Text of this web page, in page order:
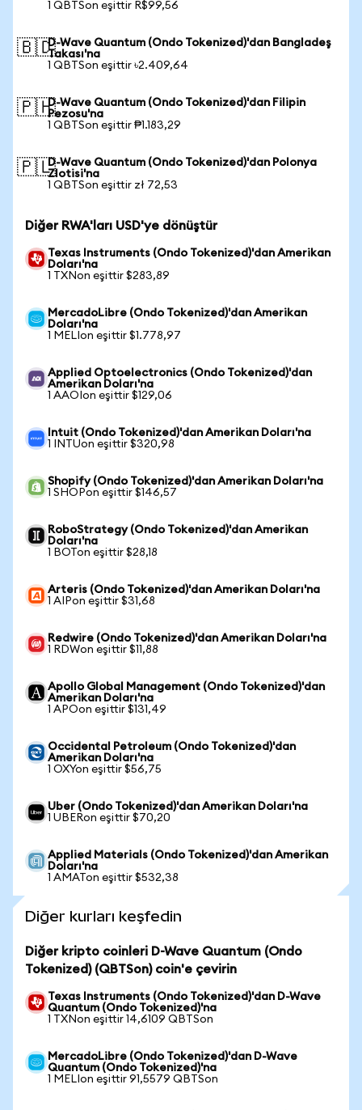
1 QBTSon eşittir R$99,56
🇧🇩D-Wave Quantum (Ondo Tokenized)'dan Bangladeş
Takası'na
1 QBTSon eşittir ৳2.409,64
🇵🇭D-Wave Quantum (Ondo Tokenized)'dan Filipin
Pezosu'na
1 QBTSon eşittir ₱1.183,29
🇵🇱D-Wave Quantum (Ondo Tokenized)'dan Polonya
Zlotisi'na
1 QBTSon eşittir zł 72,53
Diğer RWA'ları USD'ye dönüştür
Texas Instruments (Ondo Tokenized)'dan Amerikan
Doları'na
1 TXNon eşittir $283,89
MercadoLibre (Ondo Tokenized)'dan Amerikan
Doları'na
1 MELIon eşittir $1.778,97
Applied Optoelectronics (Ondo Tokenized)'dan
Amerikan Doları'na
1 AAOIon eşittir $129,06
Intuit (Ondo Tokenized)'dan Amerikan Doları'na
1 INTUon eşittir $320,98
Shopify (Ondo Tokenized)'dan Amerikan Doları'na
1 SHOPon eşittir $146,57
RoboStrategy (Ondo Tokenized)'dan Amerikan
Doları'na
1 BOTon eşittir $28,18
Arteris (Ondo Tokenized)'dan Amerikan Doları'na
1 AIPon eşittir $31,68
Redwire (Ondo Tokenized)'dan Amerikan Doları'na
1 RDWon eşittir $11,88
Apollo Global Management (Ondo Tokenized)'dan
Amerikan Doları'na
1 APOon eşittir $131,49
Occidental Petroleum (Ondo Tokenized)'dan
Amerikan Doları'na
1 OXYon eşittir $56,75
Uber (Ondo Tokenized)'dan Amerikan Doları'na
1 UBERon eşittir $70,20
Applied Materials (Ondo Tokenized)'dan Amerikan
Doları'na
1 AMATon eşittir $532,38
Diğer kurları keşfedin
Diğer kripto coinleri D-Wave Quantum (Ondo
Tokenized) (QBTSon) coin'e çevirin
Texas Instruments (Ondo Tokenized)'dan D-Wave
Quantum (Ondo Tokenized)'na
1 TXNon eşittir 14,6109 QBTSon
MercadoLibre (Ondo Tokenized)'dan D-Wave
Quantum (Ondo Tokenized)'na
1 MELIon eşittir 91,5579 QBTSon